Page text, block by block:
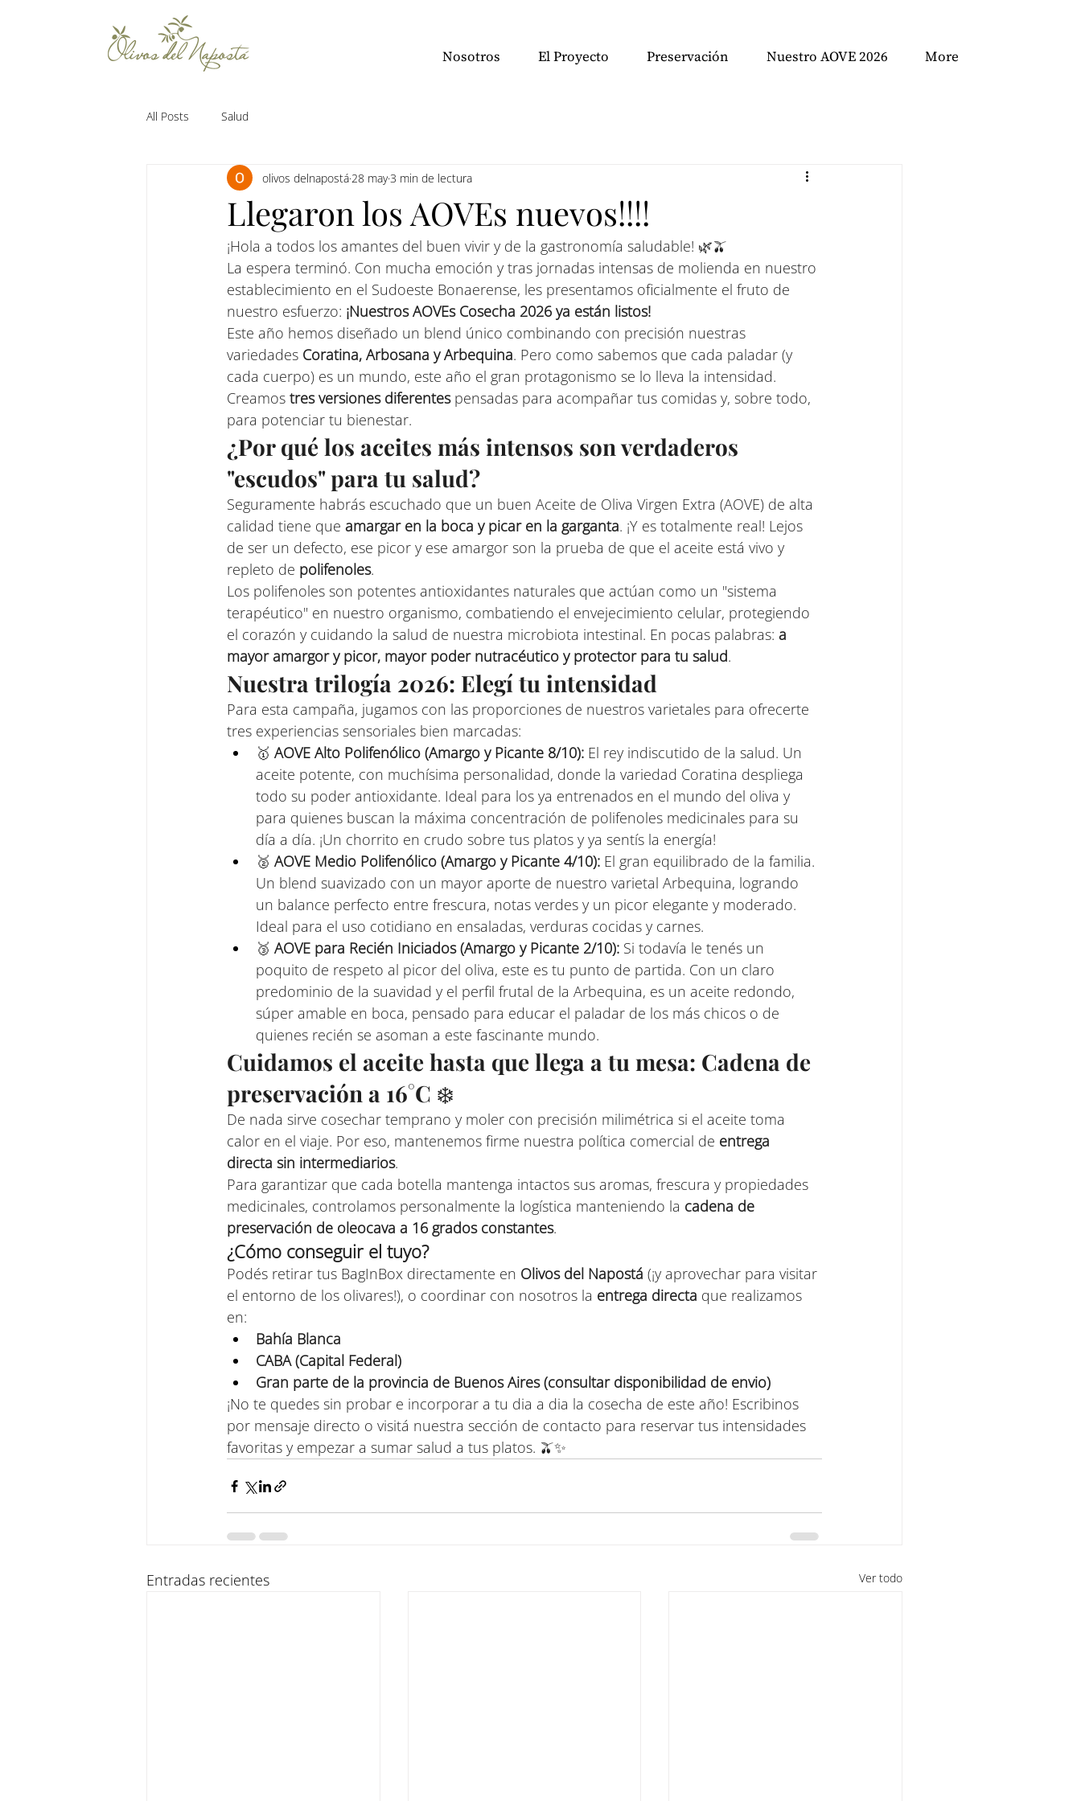
Nosotros El Proyecto Preservación Nuestro AOVE 2026 More
All Posts Salud
Llegaron los AOVEs nuevos!!!!
olivos delnapostá 28 may 3 min de lectura
¡Hola a todos los amantes del buen vivir y de la gastronomía saludable! 🌿🫒
La espera terminó. Con mucha emoción y tras jornadas intensas de molienda en nuestro
establecimiento en el Sudoeste Bonaerense, les presentamos oficialmente el fruto de
nuestro esfuerzo: ¡Nuestros AOVEs Cosecha 2026 ya están listos!
Este año hemos diseñado un blend único combinando con precisión nuestras
variedades Coratina, Arbosana y Arbequina. Pero como sabemos que cada paladar (y
cada cuerpo) es un mundo, este año el gran protagonismo se lo lleva la intensidad.
Creamos tres versiones diferentes pensadas para acompañar tus comidas y, sobre todo,
para potenciar tu bienestar.
¿Por qué los aceites más intensos son verdaderos
"escudos" para tu salud?
Seguramente habrás escuchado que un buen Aceite de Oliva Virgen Extra (AOVE) de alta
calidad tiene que amargar en la boca y picar en la garganta. ¡Y es totalmente real! Lejos
de ser un defecto, ese picor y ese amargor son la prueba de que el aceite está vivo y
repleto de polifenoles.
Los polifenoles son potentes antioxidantes naturales que actúan como un "sistema
terapéutico" en nuestro organismo, combatiendo el envejecimiento celular, protegiendo
el corazón y cuidando la salud de nuestra microbiota intestinal. En pocas palabras: a
mayor amargor y picor, mayor poder nutracéutico y protector para tu salud.
Nuestra trilogía 2026: Elegí tu intensidad
Para esta campaña, jugamos con las proporciones de nuestros varietales para ofrecerte
tres experiencias sensoriales bien marcadas:
🥇 AOVE Alto Polifenólico (Amargo y Picante 8/10): El rey indiscutido de la salud. Un
aceite potente, con muchísima personalidad, donde la variedad Coratina despliega
todo su poder antioxidante. Ideal para los ya entrenados en el mundo del oliva y
para quienes buscan la máxima concentración de polifenoles medicinales para su
día a día. ¡Un chorrito en crudo sobre tus platos y ya sentís la energía!
🥈 AOVE Medio Polifenólico (Amargo y Picante 4/10): El gran equilibrado de la familia.
Un blend suavizado con un mayor aporte de nuestro varietal Arbequina, logrando
un balance perfecto entre frescura, notas verdes y un picor elegante y moderado.
Ideal para el uso cotidiano en ensaladas, verduras cocidas y carnes.
🥉 AOVE para Recién Iniciados (Amargo y Picante 2/10): Si todavía le tenés un
poquito de respeto al picor del oliva, este es tu punto de partida. Con un claro
predominio de la suavidad y el perfil frutal de la Arbequina, es un aceite redondo,
súper amable en boca, pensado para educar el paladar de los más chicos o de
quienes recién se asoman a este fascinante mundo.
Cuidamos el aceite hasta que llega a tu mesa: Cadena de
preservación a 16°C ❄️
De nada sirve cosechar temprano y moler con precisión milimétrica si el aceite toma
calor en el viaje. Por eso, mantenemos firme nuestra política comercial de entrega
directa sin intermediarios.
Para garantizar que cada botella mantenga intactos sus aromas, frescura y propiedades
medicinales, controlamos personalmente la logística manteniendo la cadena de
preservación de oleocava a 16 grados constantes.
¿Cómo conseguir el tuyo?
Podés retirar tus BagInBox directamente en Olivos del Napostá (¡y aprovechar para visitar
el entorno de los olivares!), o coordinar con nosotros la entrega directa que realizamos
en:
Bahía Blanca
CABA (Capital Federal)
Gran parte de la provincia de Buenos Aires (consultar disponibilidad de envio)
¡No te quedes sin probar e incorporar a tu dia a dia la cosecha de este año! Escribinos
por mensaje directo o visitá nuestra sección de contacto para reservar tus intensidades
favoritas y empezar a sumar salud a tus platos. 🫒✨
Entradas recientes Ver todo